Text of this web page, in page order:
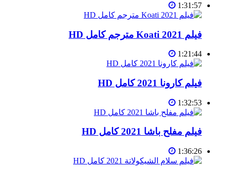
1:31:57
فيلم Koati 2021 مترجم كامل HD
1:21:44
فيلم كارونا 2021 كامل HD
1:32:53
فيلم مفلح باشا 2021 كامل HD
1:36:26